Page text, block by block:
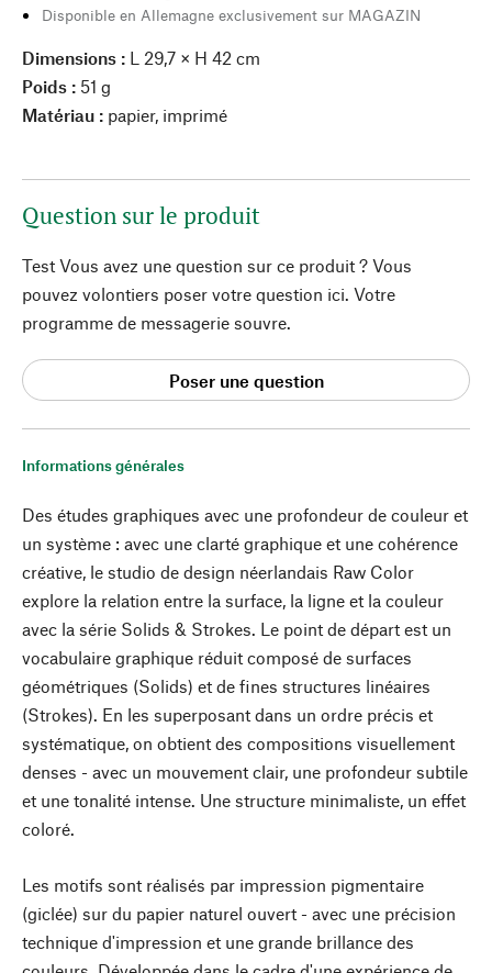
Informations générales
Des études graphiques avec une profondeur de couleur et
un système : avec une clarté graphique et une cohérence
créative, le studio de design néerlandais Raw Color
explore la relation entre la surface, la ligne et la couleur
avec la série Solids & Strokes. Le point de départ est un
vocabulaire graphique réduit composé de surfaces
géométriques (Solids) et de fines structures linéaires
(Strokes). En les superposant dans un ordre précis et
systématique, on obtient des compositions visuellement
denses - avec un mouvement clair, une profondeur subtile
et une tonalité intense. Une structure minimaliste, un effet
coloré.
Les motifs sont réalisés par impression pigmentaire
(giclée) sur du papier naturel ouvert - avec une précision
technique d'impression et une grande brillance des
Disponible en Allemagne exclusivement sur MAGAZIN
Dimensions : L 29,7 × H 42 cm
Poids : 51 g
Matériau : papier, imprimé
Question sur le produit
Test Vous avez une question sur ce produit ? Vous
pouvez volontiers poser votre question ici. Votre
programme de messagerie souvre.
Poser une question